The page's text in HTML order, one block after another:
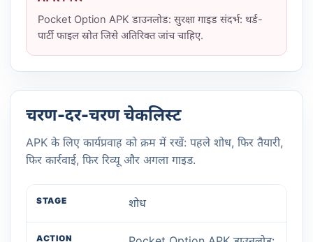
Pocket Option APK डाउनलोड: सुरक्षा गाइड संदर्भ: थर्ड-
पार्टी फाइल स्रोत जिसे अतिरिक्त जांच चाहिए.
चरण-दर-चरण चेकलिस्ट
APK के लिए कार्यप्रवाह को क्रम में रखें: पहले शोध, फिर तैयारी,
फिर कार्रवाई, फिर रिव्यू और अगला गाइड.
शोध